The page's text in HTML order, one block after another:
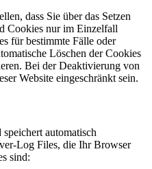
dass Sie über das Setzen
Cookies nur im Einzelfall
für bestimmte Fälle oder
Löschen der Cookies
Bei der Deaktivierung von
Website eingeschränkt sein.
automatisch
Log Files, die Ihr Browser
sind: